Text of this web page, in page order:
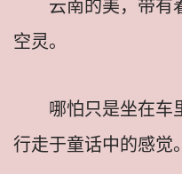
云南的美，带有
空灵。
哪怕只是坐在车
行走于童话中的感觉。